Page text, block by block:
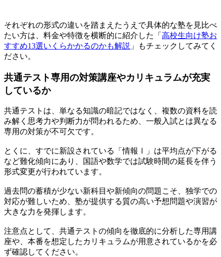
それぞれの形式の違いを踏まえたうえで具体的な塾を見比べ
たい方は、料金や特徴を横断的に紹介した「 高校生向け塾お
すすめ13選いくらかかるのかも解説 」もチェックしてみてく
ださい。
共通テスト専用の対策講座やカリキュラムが充実
しているか
共通テストは、単なる知識の暗記ではなく、複数の資料を読
み解く思考力や判断力が問われるため、一般入試とは異なる
専用の対策が不可欠です。
とくに、すでに新設されている「情報Ⅰ」は平均点が下がる
など難化傾向にあり、国語や数学では試験時間の延長を伴う
形式変更が行われています。
過去問の蓄積が少ない新科目や新傾向の問題こそ、独学での
対応が難しいため、塾が提供する質の高い予想問題や演習が
大きな力を発揮します。
注意点として、共通テストの傾向を徹底的に分析した専用講
座や、本番を想定したカリキュラムが用意されているかを必
ず確認してください。